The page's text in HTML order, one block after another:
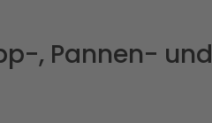
, Pannen- und